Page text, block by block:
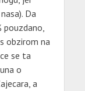
Da
pouzdano,
obzirom na
se ta
o
a